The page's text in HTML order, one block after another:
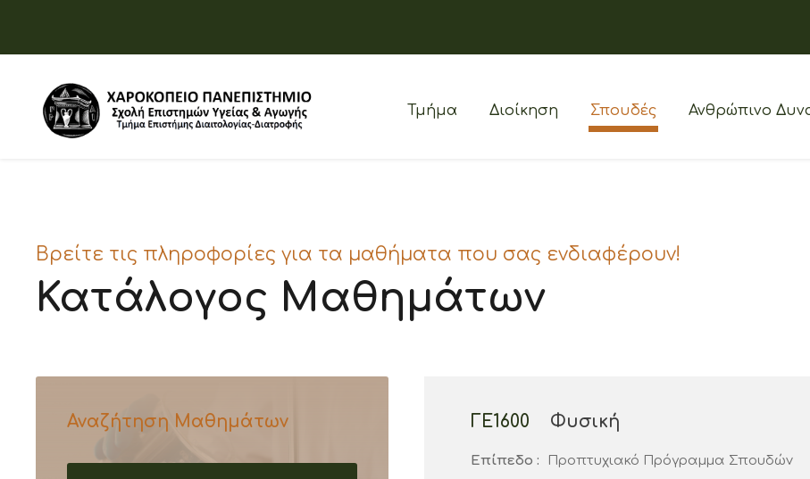
Τμήμα Διοίκηση Σπουδές Ανθρώπινο
Βρείτε τις πληροφορίες για τα μαθήματα που σας ενδιαφέρουν!
Κατάλογος Μαθημάτων
ΓΕ1600 Φυσική
Επίπεδο :
Προπτυχιακό Πρόγραμμα Σπουδών
Αναζήτηση Μαθημάτων